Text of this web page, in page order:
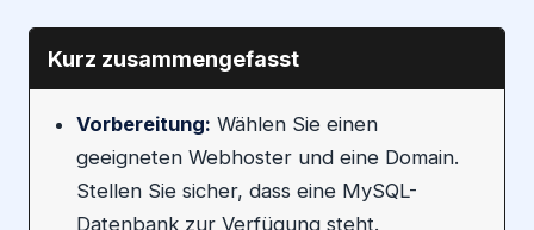
Kurz zusammengefasst
Vorbereitung: Wählen Sie einen
geeigneten Webhoster und eine Domain.
Stellen Sie sicher, dass eine MySQL-
Datenbank zur Verfügung steht.